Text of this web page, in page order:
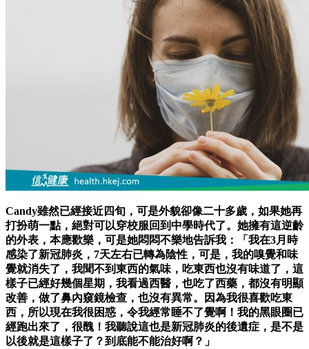
Candy雖然已經接近四旬，可是外貌卻像二十多歲，如果她再
打扮萌一點，絕對可以穿校服回到中學時代了。她擁有這逆齡
的外表，本應歡樂，可是她悶悶不樂地告訴我：「我在3月時
感染了新冠肺炎，7天左右已轉為陰性，可是，我的嗅覺和味
覺就消失了，我聞不到東西的氣味，吃東西也沒有味道了，這
樣子已經好幾個星期，我看過西醫，也吃了西藥，都沒有明顯
改善，做了鼻內窺鏡檢查，也沒有異常。因為我很喜歡吃東
西，所以現在我很困惑，令我經常睡不了覺啊！我的黑眼圈已
經跑出來了，很醜！我聽說這也是新冠肺炎的後遺症，是不是
以後就是這樣子了？到底能不能治好啊？」